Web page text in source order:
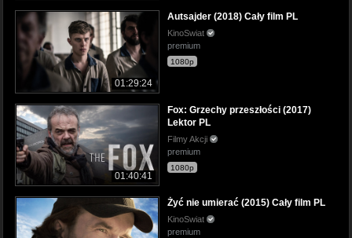
01:29:24
Autsajder (2018) Cały film PL
KinoSwiat
premium
1080p
01:40:41
Fox: Grzechy przeszłości (2017)
Lektor PL
Filmy Akcji
premium
1080p
Żyć nie umierać (2015) Cały film PL
KinoSwiat
premium